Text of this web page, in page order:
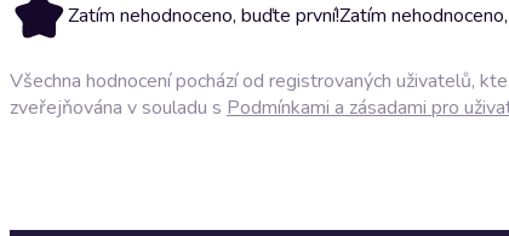
Zatím nehodnoceno, buďte první!Zatím
Všechna hodnocení pochází od registrovaných uživatelů,
zveřejňována v souladu s Podmínkami a zásadami pro